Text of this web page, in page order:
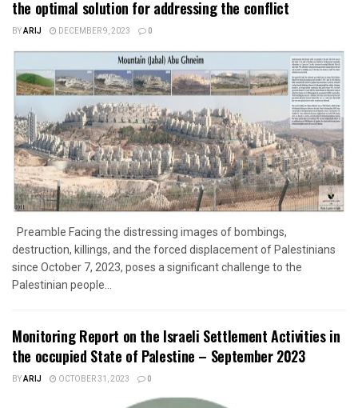
the optimal solution for addressing the conflict
BYARIJ DECEMBER 9, 2023 0
Preamble Facing the distressing images of bombings,
destruction, killings, and the forced displacement of Palestinians
since October 7, 2023, poses a significant challenge to the
Palestinian people...
Monitoring Report on the Israeli Settlement Activities in
the occupied State of Palestine – September 2023
BYARIJ OCTOBER 31, 2023 0